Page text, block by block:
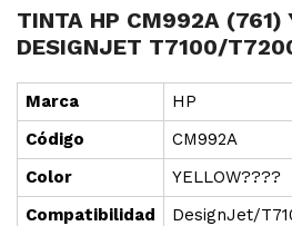
TINTA HP CM992A (761)
DESIGNJET T7100/
Marca
HP
Código
CM992A
Color
YELLOW????
Compatibilidad
DesignJet/